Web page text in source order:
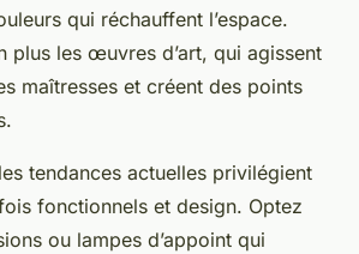
qui réchauffent l’espace.
plus les œuvres d’art, qui agissent
maîtresses et créent des points
tendances actuelles privilégient
fonctionnels et design. Optez
ou lampes d’appoint qui